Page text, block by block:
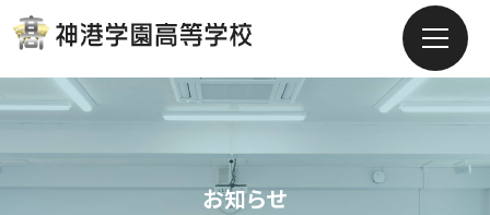
お知らせ